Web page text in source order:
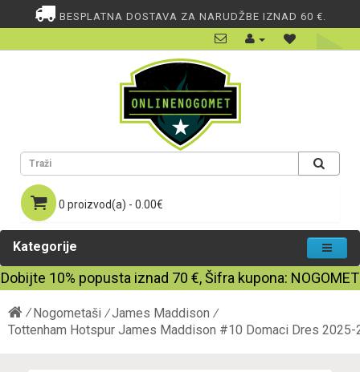
BESPLATNA DOSTAVA ZA NARUDŽBE IZNAD 60 €.
0 proizvod(a) - 0.00€
Kategorije
Dobijte 10% popusta iznad 70 €, Šifra kupona: NOGOMET
Nogometaši
James Maddison
Tottenham Hotspur James Maddison #10 Domaci Dres 2025-